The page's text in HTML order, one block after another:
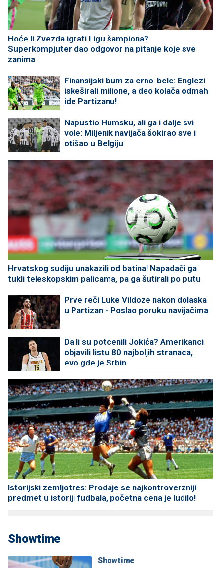
Hoće li Zvezda igrati Ligu šampiona?
Superkompjuter dao odgovor na pitanje koje sve
zanima
Finansijski bum za crno-bele: Englezi
iskeširali milione, a deo kolača odmah
ide Partizanu!
Napustio Humsku, ali ga i dalje svi
vole: Miljenik navijača šokirao sve i
otišao u Belgiju
Hrvatskog sudiju unakazili od batina! Napadači ga
tukli teleskopskim palicama, pa ga šutirali po putu
Prve reči Luke Vildoze nakon dolaska
u Partizan - Poslao poruku navijačima
Da li su potcenili Jokića? Amerikanci
objavili listu 80 najboljih stranaca,
evo gde je Srbin
Istorijski zemljotres: Prodaje se najkontroverzniji
predmet u istoriji fudbala, početna cena je ludilo!
Showtime
Showtime